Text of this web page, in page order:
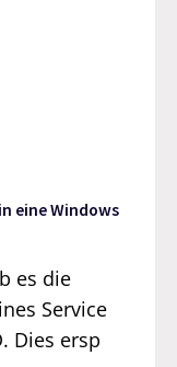
eine Windows
es die
Service
Dies ersp